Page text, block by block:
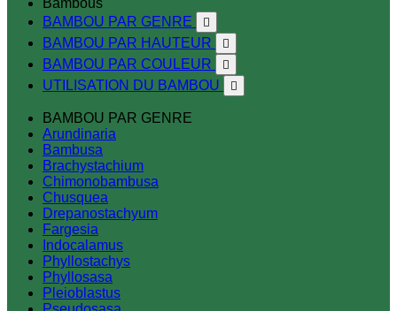
Bambous
BAMBOU PAR GENRE

BAMBOU PAR HAUTEUR 
BAMBOU PAR COULEUR 
UTILISATION DU BAMBOU 
BAMBOU PAR GENRE
Arundinaria
Bambusa
Brachystachium
Chimonobambusa
Chusquea
Drepanostachyum
Fargesia
Indocalamus
Phyllostachys
Phyllosasa
Pleioblastus